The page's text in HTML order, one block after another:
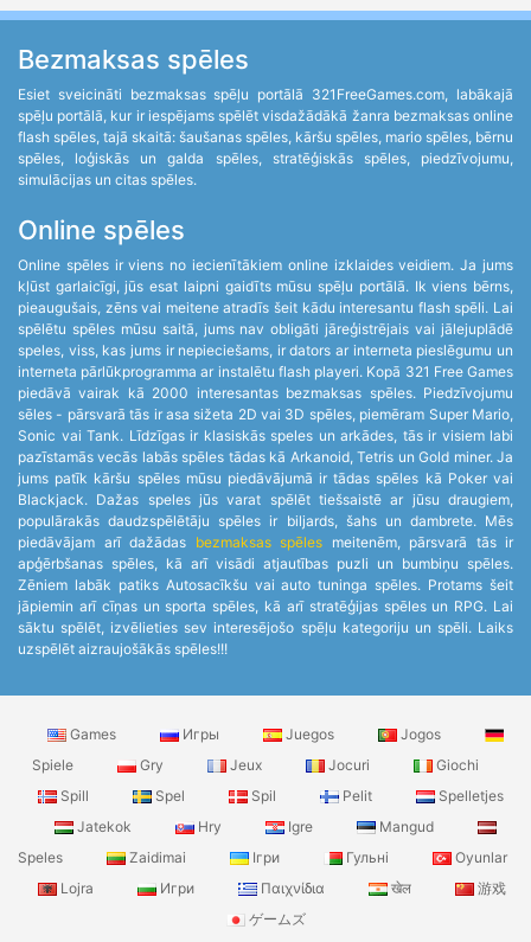
Bezmaksas spēles
Esiet sveicināti bezmaksas spēļu portālā 321FreeGames.com, labākajā
spēļu portālā, kur ir iespējams spēlēt visdažādākā žanra bezmaksas online
flash spēles, tajā skaitā: šaušanas spēles, kāršu spēles, mario spēles, bērnu
spēles, loģiskās un galda spēles, stratēģiskās spēles, piedzīvojumu,
simulācijas un citas spēles.
Online spēles
Online spēles ir viens no iecienītākiem online izklaides veidiem. Ja jums
kļūst garlaicīgi, jūs esat laipni gaidīts mūsu spēļu portālā. Ik viens bērns,
pieaugušais, zēns vai meitene atradīs šeit kādu interesantu flash spēli. Lai
spēlētu spēles mūsu saitā, jums nav obligāti jāreģistrējais vai jālejuplādē
speles, viss, kas jums ir nepieciešams, ir dators ar interneta pieslēgumu un
interneta pārlūkprogramma ar instalētu flash playeri. Kopā 321 Free Games
piedāvā vairak kā 2000 interesantas bezmaksas spēles. Piedzīvojumu
sēles - pārsvarā tās ir asa sižeta 2D vai 3D spēles, piemēram Super Mario,
Sonic vai Tank. Līdzīgas ir klasiskās speles un arkādes, tās ir visiem labi
pazīstamās vecās labās spēles tādas kā Arkanoid, Tetris un Gold miner. Ja
jums patīk kāršu spēles mūsu piedāvājumā ir tādas spēles kā Poker vai
Blackjack. Dažas speles jūs varat spēlēt tiešsaistē ar jūsu draugiem,
populārakās daudzspēlētāju spēles ir biljards, šahs un dambrete. Mēs
piedāvājam arī dažādas bezmaksas spēles meitenēm, pārsvarā tās ir
apģērbšanas spēles, kā arī visādi atjautības puzli un bumbiņu spēles.
Zēniem labāk patiks Autosacīkšu vai auto tuninga spēles. Protams šeit
jāpiemin arī cīņas un sporta spēles, kā arī stratēģijas spēles un RPG. Lai
sāktu spēlēt, izvēlieties sev interesējošo spēļu kategoriju un spēli. Laiks
uzspēlēt aizraujošākās spēles!!!
Games Игры Juegos
Jogos
Spiele
Gry Jeux Jocuri
Giochi
Spill
Spel Spil Pelit
Spelletjes
Jatekok
Hry Igre
Mangud
Speles
Zaidimai Ігри Гульні
Oyunlar
Lojra
Игри Παιχνίδια खेल
游戏
ゲームズ